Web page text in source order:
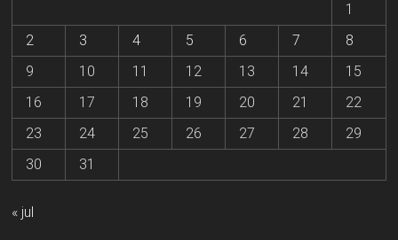
1
2
3 4 5 6 7
8
9
10 11 12 13 14
15
16
17 18 19 20 21
22
23
24 25 26 27 28
29
30
31
« jul